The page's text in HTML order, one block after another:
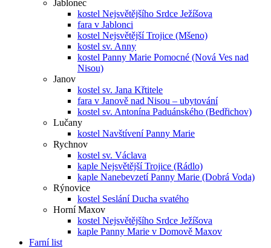
Jablonec
kostel Nejsvětějšího Srdce Ježíšova
fara v Jablonci
kostel Nejsvětější Trojice (Mšeno)
kostel sv. Anny
kostel Panny Marie Pomocné (Nová Ves nad
Nisou)
Janov
kostel sv. Jana Křtitele
fara v Janově nad Nisou – ubytování
kostel sv. Antonína Paduánského (Bedřichov)
Lučany
kostel Navštívení Panny Marie
Rychnov
kostel sv. Václava
kaple Nejsvětější Trojice (Rádlo)
kaple Nanebevzetí Panny Marie (Dobrá Voda)
Rýnovice
kostel Seslání Ducha svatého
Horní Maxov
kostel Nejsvětějšího Srdce Ježíšova
kaple Panny Marie v Domově Maxov
Farní list